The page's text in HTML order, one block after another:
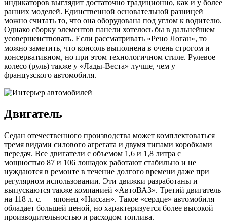
индикаторов выглядит достаточно традиционно, как и у более
ранних моделей. Единственной основательной разницей
можно считать то, что она оборудована под углом к водителю.
Однако сборку элементов панели хотелось бы в дальнейшем
усовершенствовать. Если рассматривать «Рено Логан», то
можно заметить, что консоль выполнена в очень строгом и
консервативном, но при этом технологичном стиле. Рулевое
колесо (руль) также у «Лады-Веста» лучше, чем у
французского автомобиля.
Двигатель
Седан отечественного производства может комплектоваться
тремя видами силового агрегата и двумя типами коробками
передач. Все двигатели с объемом 1,6 и 1,8 литра с
мощностью 87 и 106 лошадок работают стабильно и не
нуждаются в ремонте в течение долгого времени даже при
регулярном использовании. Эти движки разработаны и
выпускаются также компанией «АвтоВАЗ». Третий двигатель
на 118 л. с. — японец «Ниссан». Такое «сердце» автомобиля
обладает большей ценой, но характеризуется более высокой
производительностью и расходом топлива.